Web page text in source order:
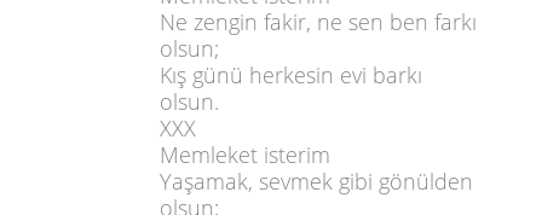
Ne zengin fakir, ne sen ben farkı
olsun;
Kış günü herkesin evi barkı
olsun.
XXX
Memleket isterim
Yaşamak, sevmek gibi gönülden
olsun;